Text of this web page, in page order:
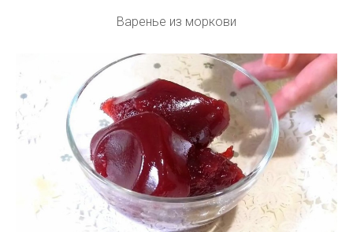
Варенье из моркови